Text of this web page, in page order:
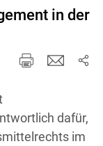
in der
dafür,
im